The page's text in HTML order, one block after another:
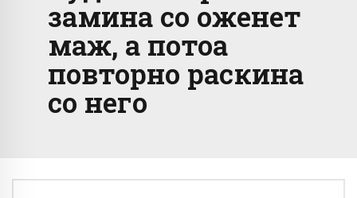
замина со оженет
маж, а потоа
повторно раскина
со него